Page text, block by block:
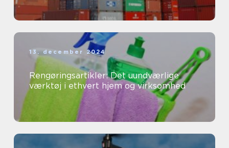
13. december 2024
Rengøringsartikler: Det uundværlige
værktøj i ethvert hjem og virksomhed